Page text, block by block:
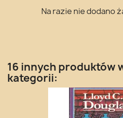
Na razie nie dodano
16 innych produktów
kategorii: